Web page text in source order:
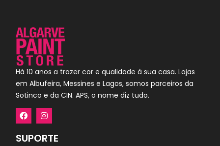
Há 10 anos a trazer cor e qualidade à sua casa. Lojas
em Albufeira, Messines e Lagos, somos parceiros da
Sotinco e da CIN. APS, o nome diz tudo.
SUPORTE